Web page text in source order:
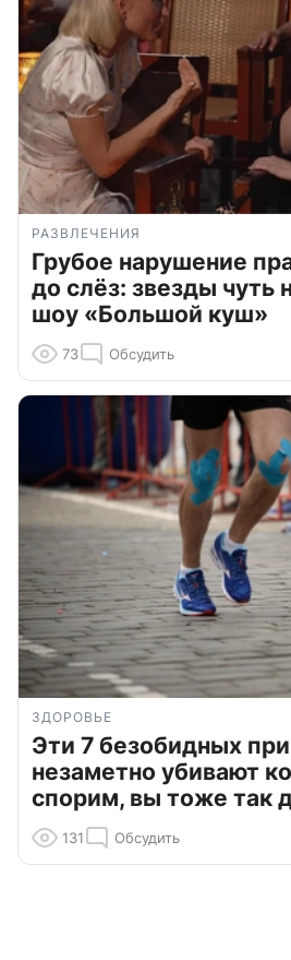
РАЗВЛЕЧЕНИЯ
Грубое нарушение
до слёз: звезды чуть
шоу «Большой куш»
73 Обсудить
ЗДОРОВЬЕ
Эти 7 безобидных
незаметно убивают
спорим, вы тоже так
131 Обсудить